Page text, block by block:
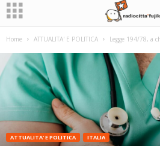
Home ATTUALITA' E POLITICA Legge 194/78, a
ATTUALITA' E POLITICA ITALIA